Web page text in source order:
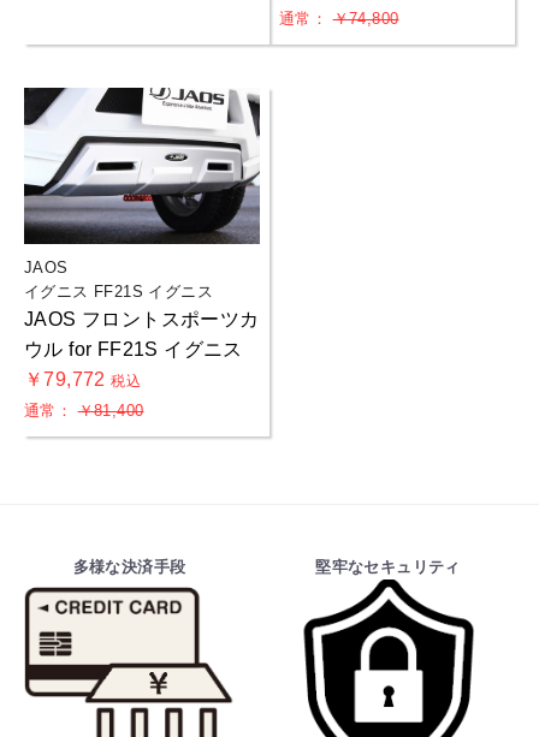
通常：￥74,800
JAOS
イグニス FF21S イグニス
JAOS フロントスポーツカ
ウル for FF21S イグニス
￥79,772税込
通常：￥81,400
多様な決済手段 堅牢なセキュリティ